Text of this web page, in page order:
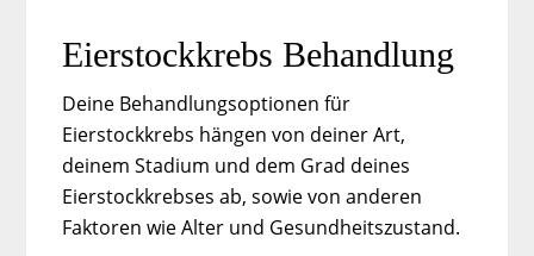
Eierstockkrebs Behandlung
Deine Behandlungsoptionen für
Eierstockkrebs hängen von deiner Art,
deinem Stadium und dem Grad deines
Eierstockkrebses ab, sowie von anderen
Faktoren wie Alter und Gesundheitszustand.